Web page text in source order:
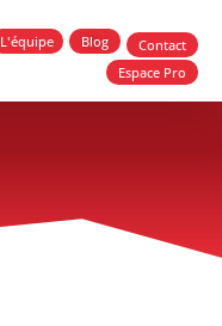
L'équipe Blog
Contact
Espace Pro